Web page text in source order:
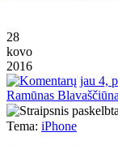
28
kovo
2016
Ramūnas
Tema: iPhone